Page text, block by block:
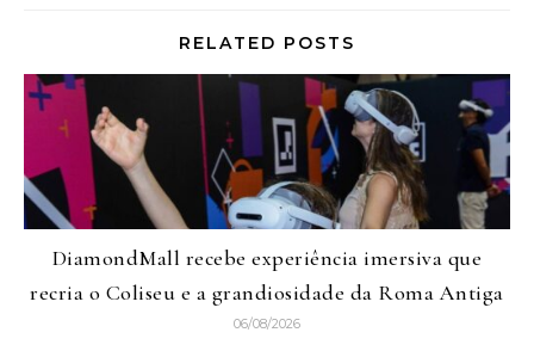
RELATED POSTS
DiamondMall recebe experiência imersiva que
recria o Coliseu e a grandiosidade da Roma Antiga
06/08/2026